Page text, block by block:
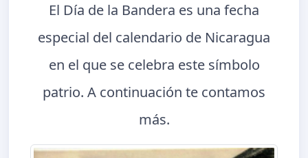
El Día de la Bandera es una fecha
especial del calendario de Nicaragua
en el que se celebra este símbolo
patrio. A continuación te contamos
más.